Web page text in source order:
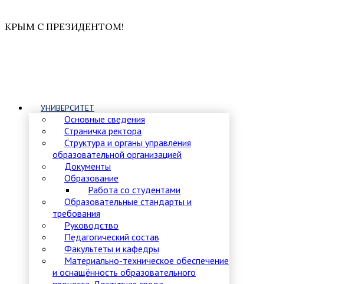
КРЫМ С ПРЕЗИДЕНТОМ!
УНИВЕРСИТЕТ
Основные сведения
Страничка ректора
Структура и органы управления
образовательной организацией
Документы
Образование
Работа со студентами
Образовательные стандарты и
требования
Руководство
Педагогический состав
Факультеты и кафедры
Материально-техническое обеспечение
и оснащённость образовательного